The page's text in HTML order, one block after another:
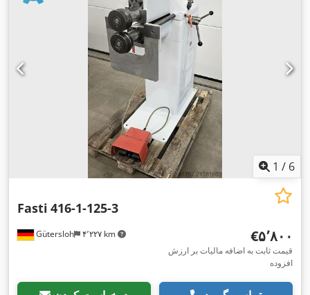
1 / 6
Gütersloh ۴٬۲۲۷ km
Fasti 416-1-125-3
‎€۵٬۸۰۰
قیمت ثابت به اضافه مالیات بر ارزش
افزوده